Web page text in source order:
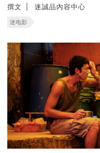
撰文 迷誠品內容中心
迷电影